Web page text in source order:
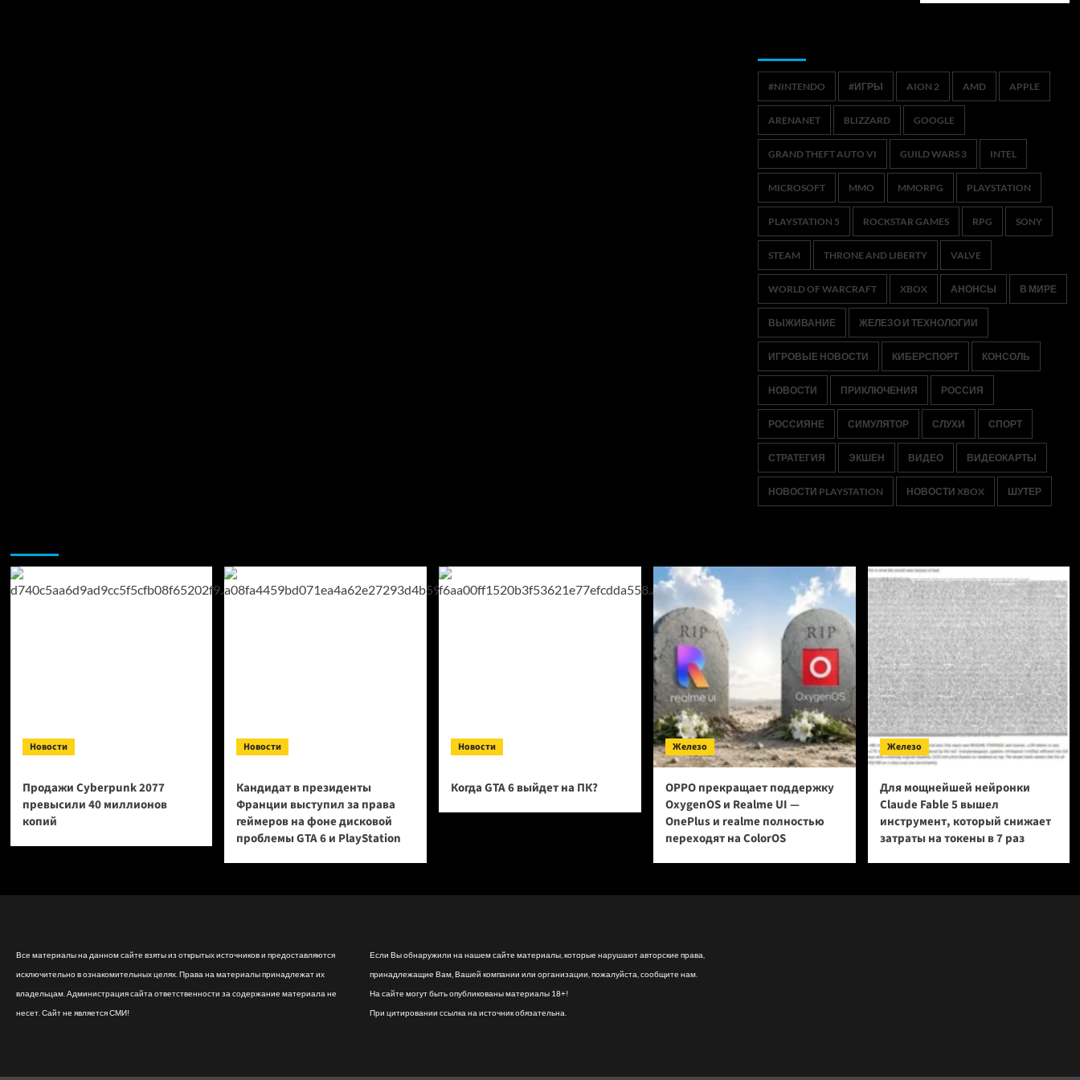
#NINTENDO #ИГРЫ AION 2 AMD APPLE
ARENANET BLIZZARD GOOGLE
GRAND THEFT AUTO VI GUILD WARS 3 INTEL
MICROSOFT MMO MMORPG PLAYSTATION
PLAYSTATION 5 ROCKSTAR GAMES RPG SONY
STEAM THRONE AND LIBERTY VALVE
WORLD OF WARCRAFT XBOX АНОНСЫ В МИРЕ
ВЫЖИВАНИЕ ЖЕЛЕЗО И ТЕХНОЛОГИИ
ИГРОВЫЕ НОВОСТИ КИБЕРСПОРТ КОНСОЛЬ
НОВОСТИ ПРИКЛЮЧЕНИЯ РОССИЯ
РОССИЯНЕ СИМУЛЯТОР СЛУХИ СПОРТ
СТРАТЕГИЯ ЭКШЕН ВИДЕО ВИДЕОКАРТЫ
НОВОСТИ PLAYSTATION НОВОСТИ XBOX ШУТЕР
Новости
Продажи Cyberpunk 2077
превысили 40 миллионов
копий
Новости
Кандидат в президенты
Франции выступил за права
геймеров на фоне дисковой
проблемы GTA 6 и PlayStation
Новости
Когда GTA 6 выйдет на ПК?
Железо
OPPO прекращает поддержку
OxygenOS и Realme UI —
OnePlus и realme полностью
переходят на ColorOS
Железо
Для мощнейшей нейронки
Claude Fable 5 вышел
инструмент, который снижает
затраты на токены в 7 раз
Все материалы на данном сайте взяты из открытых источников и предоставляются
исключительно в ознакомительных целях. Права на материалы принадлежат их
владельцам. Администрация сайта ответственности за содержание материала не
несет. Сайт не является СМИ!
Если Вы обнаружили на нашем сайте материалы, которые нарушают авторские права,
принадлежащие Вам, Вашей компании или организации, пожалуйста, сообщите нам.
На сайте могут быть опубликованы материалы 18+!
При цитировании ссылка на источник обязательна.